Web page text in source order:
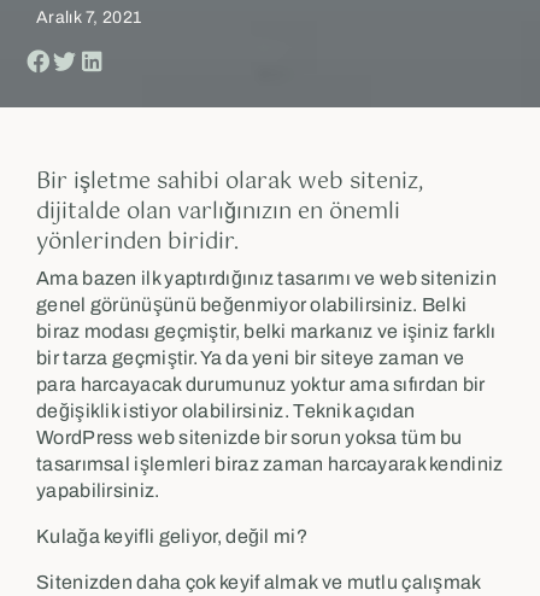
Aralık 7, 2021
Bir işletme sahibi olarak web siteniz,
dijitalde olan varlığınızın en önemli
yönlerinden biridir.
Ama bazen ilk yaptırdığınız tasarımı ve web sitenizin
genel görünüşünü beğenmiyor olabilirsiniz. Belki
biraz modası geçmiştir, belki markanız ve işiniz farklı
bir tarza geçmiştir. Ya da yeni bir siteye zaman ve
para harcayacak durumunuz yoktur ama sıfırdan bir
değişiklik istiyor olabilirsiniz. Teknik açıdan
WordPress web sitenizde bir sorun yoksa tüm bu
tasarımsal işlemleri biraz zaman harcayarak kendiniz
yapabilirsiniz.
Kulağa keyifli geliyor, değil mi?
Sitenizden daha çok keyif almak ve mutlu çalışmak